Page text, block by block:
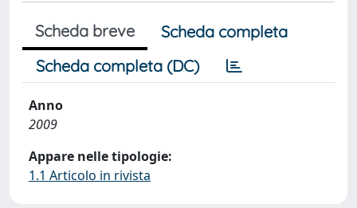
Scheda breve
Scheda completa
Scheda completa (DC)
Anno
2009
Appare nelle tipologie:
1.1 Articolo in rivista